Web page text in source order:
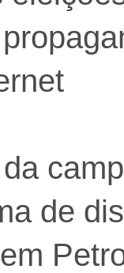
de